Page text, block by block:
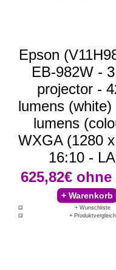
Epson
EB-982W -
projector -
lumens (white)
lumens
WXGA (1280
16:10 -
625,82€ ohne
+ Wunschliste
+ Produktvergleich